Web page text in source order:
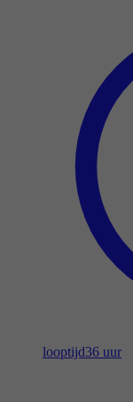
looptijd36 uur